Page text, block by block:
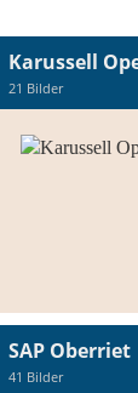
Karussell
21 Bilder
SAP Oberriet
41 Bilder